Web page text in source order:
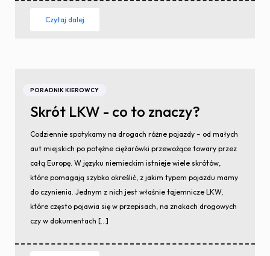
Czytaj dalej
PORADNIK KIEROWCY
Skrót LKW - co to znaczy?
Codziennie spotykamy na drogach różne pojazdy – od małych
aut miejskich po potężne ciężarówki przewożące towary przez
całą Europę. W języku niemieckim istnieje wiele skrótów,
które pomagają szybko określić, z jakim typem pojazdu mamy
do czynienia. Jednym z nich jest właśnie tajemnicze LKW,
które często pojawia się w przepisach, na znakach drogowych
czy w dokumentach […]